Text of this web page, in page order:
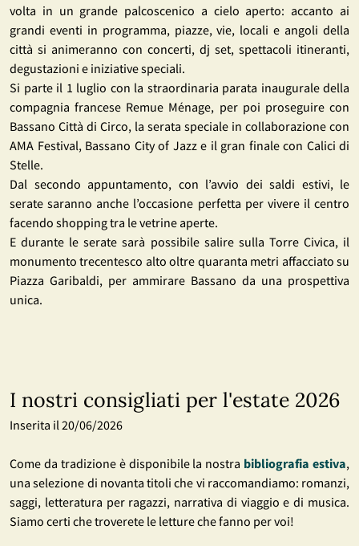
volta in un grande palcoscenico a cielo aperto: accanto ai
grandi eventi in programma, piazze, vie, locali e angoli della
città si animeranno con concerti, dj set, spettacoli itineranti,
degustazioni e iniziative speciali.
Si parte il 1 luglio con la straordinaria parata inaugurale della
compagnia francese Remue Ménage, per poi proseguire con
Bassano Città di Circo, la serata speciale in collaborazione con
AMA Festival, Bassano City of Jazz e il gran finale con Calici di
Stelle.
Dal secondo appuntamento, con l’avvio dei saldi estivi, le
serate saranno anche l’occasione perfetta per vivere il centro
facendo shopping tra le vetrine aperte.
E durante le serate sarà possibile salire sulla Torre Civica, il
monumento trecentesco alto oltre quaranta metri affacciato su
Piazza Garibaldi, per ammirare Bassano da una prospettiva
unica.
I nostri consigliati per l'estate 2026
Inserita il 20/06/2026
Come da tradizione è disponibile la nostra bibliografia estiva,
una selezione di novanta titoli che vi raccomandiamo: romanzi,
saggi, letteratura per ragazzi, narrativa di viaggio e di musica.
Siamo certi che troverete le letture che fanno per voi!